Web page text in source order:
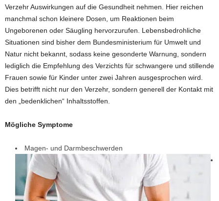
Verzehr Auswirkungen auf die Gesundheit nehmen. Hier reichen
manchmal schon kleinere Dosen, um Reaktionen beim
Ungeborenen oder Säugling hervorzurufen. Lebensbedrohliche
Situationen sind bisher dem Bundesministerium für Umwelt und
Natur nicht bekannt, sodass keine gesonderte Warnung, sondern
lediglich die Empfehlung des Verzichts für schwangere und stillende
Frauen sowie für Kinder unter zwei Jahren ausgesprochen wird.
Dies betrifft nicht nur den Verzehr, sondern generell der Kontakt mit
den „bedenklichen“ Inhaltsstoffen.
Mögliche Symptome
Magen- und Darmbeschwerden